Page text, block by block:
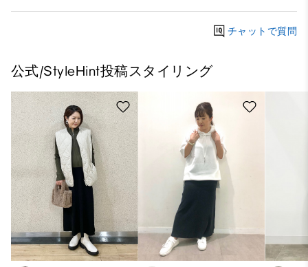
チャットで質問
公式/StyleHint投稿スタイリング